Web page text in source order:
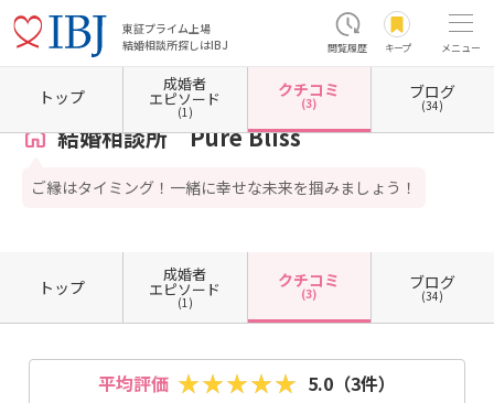
東証プライム上場
結婚相談所探しはIBJ
閲覧履歴 キープ メニュー
ホーム 茨城県の結婚相談所 茨城県坂東市 結婚相談所 Pure Bliss クチコミ一覧
結婚相談所 Pure Bliss
ご縁はタイミング！一緒に幸せな未来を掴みましょう！
トップ
成婚者
エピソード
(1)
クチコミ
(3)
ブログ
(34)
トップ
成婚者
エピソード
(1)
クチコミ
(3)
ブログ
(34)
平均評価 5.0 （3件）